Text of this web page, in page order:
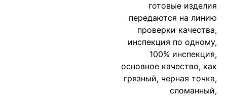
готовые изделия
передаются на линию
проверки качества,
инспекция по одному,
100% инспекция,
основное качество, как
грязный, черная точка,
сломанный,